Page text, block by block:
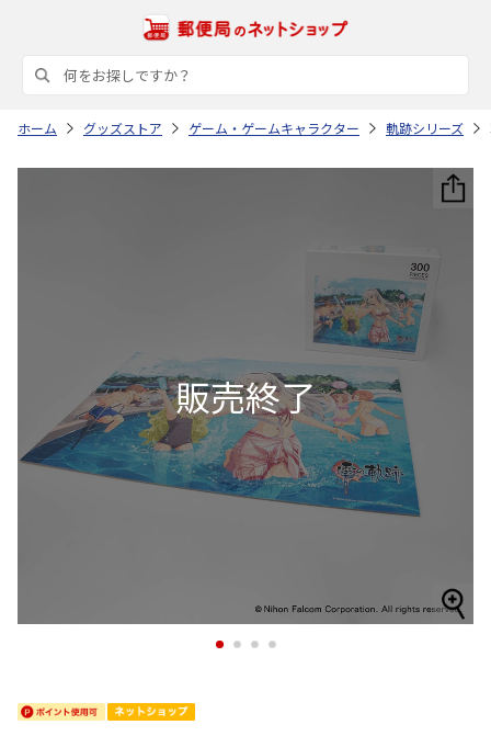
ホーム グッズストア ゲーム・ゲームキャラクター 軌跡シリーズ
1 2 3 4